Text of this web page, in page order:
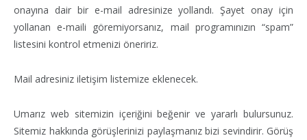
onayına dair bir e-mail adresinize yollandı. Şayet onay için
yollanan e-maili göremiyorsanız, mail programınızın “spam”
listesini kontrol etmenizi öneririz.
Mail adresiniz iletişim listemize eklenecek.
Umarız web sitemizin içeriğini beğenir ve yararlı bulursunuz.
Sitemiz hakkında görüşlerinizi paylaşmanız bizi sevindirir. Görüş